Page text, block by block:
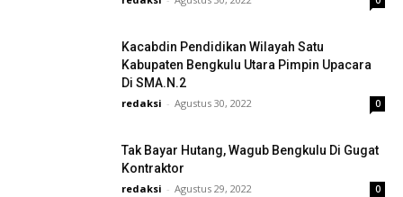
Kacabdin Pendidikan Wilayah Satu
Kabupaten Bengkulu Utara Pimpin Upacara
Di SMA.N.2
redaksi - Agustus 30, 2022 0
Tak Bayar Hutang, Wagub Bengkulu Di Gugat
Kontraktor
redaksi - Agustus 29, 2022 0